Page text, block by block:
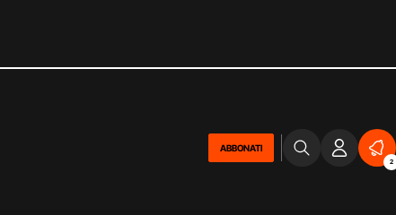
ABBONATI
2